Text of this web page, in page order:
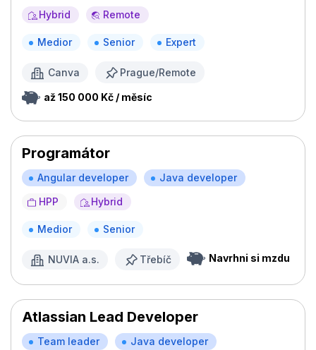
Hybrid
Remote
Medior Senior Expert
Canva Prague/Remote
až 150 000 Kč / měsíc
Programátor
Angular developer
Java developer
HPP
Hybrid
Medior Senior
NUVIA a.s. Třebíč Navrhni si mzdu
Atlassian Lead Developer
Team leader
Java developer